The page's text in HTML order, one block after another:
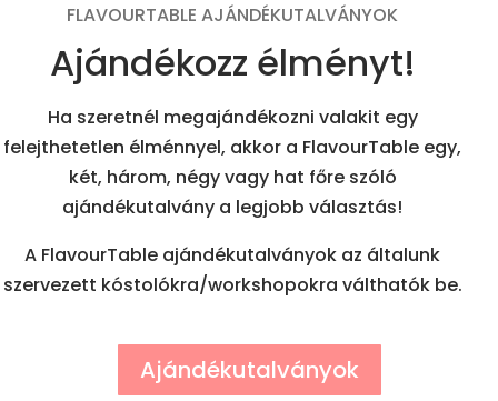
FLAVOURTABLE AJÁNDÉKUTALVÁNYOK
Ajándékozz élményt!
Ha szeretnél megajándékozni valakit egy
felejthetetlen élménnyel, akkor a FlavourTable egy,
két, három, négy vagy hat főre szóló
ajándékutalvány a legjobb választás!
A FlavourTable ajándékutalványok az általunk
szervezett kóstolókra/workshopokra válthatók be.
Ajándékutalványok